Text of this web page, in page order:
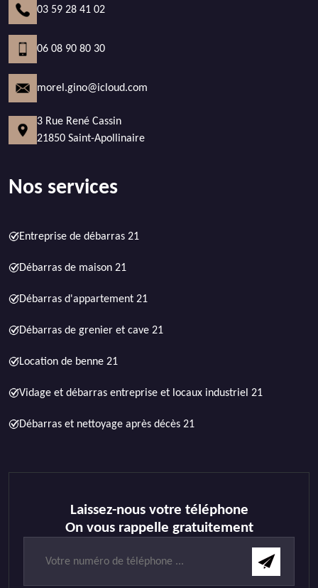
03 59 28 41 02
06 08 90 80 30
morel.gino@icloud.com
3 Rue René Cassin
21850 Saint-Apollinaire
Nos services
Entreprise de débarras 21
Débarras de maison 21
Débarras d'appartement 21
Débarras de grenier et cave 21
Location de benne 21
Vidage et débarras entreprise et locaux industriel 21
Débarras et nettoyage après décès 21
Laissez-nous votre téléphone
On vous rappelle gratuitement